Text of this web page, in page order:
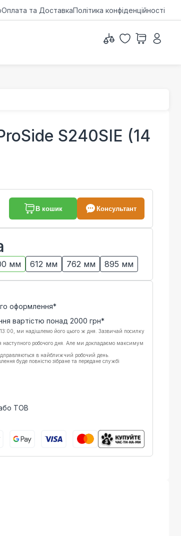
Оплата та ДоставкаПолітика конфіденційності
S240SIE (14
В кошик Консультант
мм 612 мм 762 мм 895 мм
оформлення*
вартістю понад 2000 грн*
ми надішлемо його цього ж дня. Зазвичай посилку
наступного робочого дня. Але ми докладаємо максимум
в найближчий робочий день.
буде повністю зібране та передане службі
ТОВ